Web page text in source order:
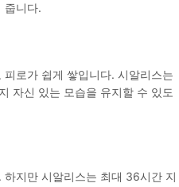
줍니다.
로가 쉽게 쌓입니다. 시알리스는
자신 있는 모습을 유지할 수 있도
지만 시알리스는 최대 36시간 지